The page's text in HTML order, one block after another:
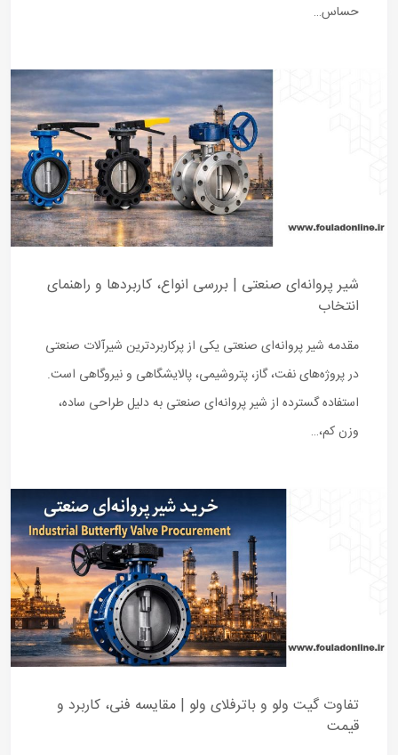
حساس…
شیر پروانه‌ای صنعتی | بررسی انواع، کاربردها و راهنمای
انتخاب
مقدمه شیر پروانه‌ای صنعتی یکی از پرکاربردترین شیرآلات صنعتی
در پروژه‌های نفت، گاز، پتروشیمی، پالایشگاهی و نیروگاهی است.
استفاده گسترده از شیر پروانه‌ای صنعتی به دلیل طراحی ساده،
وزن کم،…
تفاوت گیت ولو و باترفلای ولو | مقایسه فنی، کاربرد و
قیمت